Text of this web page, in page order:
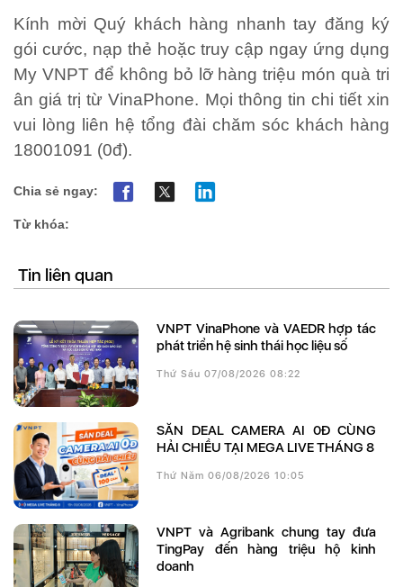
Kính mời Quý khách hàng nhanh tay đăng ký
gói cước, nạp thẻ hoặc truy cập ngay ứng dụng
My VNPT để không bỏ lỡ hàng triệu món quà tri
ân giá trị từ VinaPhone. Mọi thông tin chi tiết xin
vui lòng liên hệ tổng đài chăm sóc khách hàng
18001091 (0đ).
Chia sẻ ngay:
Từ khóa:
Tin liên quan
VNPT VinaPhone và VAEDR hợp tác
phát triển hệ sinh thái học liệu số
Thứ Sáu 07/08/2026 08:22
SĂN DEAL CAMERA AI 0Đ CÙNG
HẢI CHIỀU TẠI MEGA LIVE THÁNG 8
Thứ Năm 06/08/2026 10:05
VNPT và Agribank chung tay đưa
TingPay đến hàng triệu hộ kinh
doanh